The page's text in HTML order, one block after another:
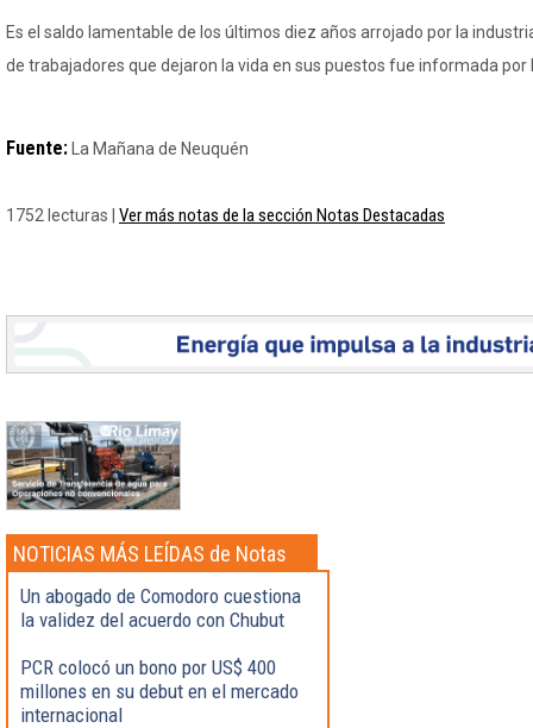
Es el saldo lamentable de los últimos diez años arrojado por la
de trabajadores que dejaron la vida en sus puestos fue informada
Fuente: La Mañana de Neuquén
1752 lecturas | Ver más notas de la sección Notas Destacadas
NOTICIAS MÁS LEÍDAS de Notas
Destacadas
Un abogado de Comodoro cuestiona
la validez del acuerdo con Chubut
PCR colocó un bono por US$ 400
millones en su debut en el mercado
internacional